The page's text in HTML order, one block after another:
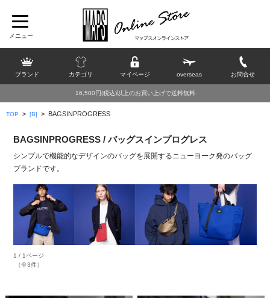
ブランド カテゴリ マイページ overseas お問合せ
16,500円(税込)以上のお買い上げで送料無料
TOP > [B] > BAGSINPROGRESS
BAGSINPROGRESS / バッグスインプログレス
シンプルで機能的なデザインのバッグを展開するニューヨーク発のバッグ
ブランドです。
1 / 1ページ
（全3件）